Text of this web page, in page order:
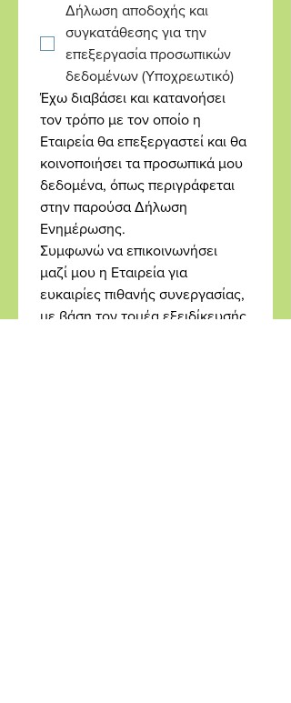
Δήλωση αποδοχής και
συγκατάθεσης για την
επεξεργασία προσωπικών
δεδομένων (Υποχρεωτικό)
Έχω διαβάσει και κατανοήσει
τον τρόπο με τον οποίο η
Εταιρεία θα επεξεργαστεί και θα
κοινοποιήσει τα προσωπικά μου
δεδομένα, όπως περιγράφεται
στην παρούσα Δήλωση
Ενημέρωσης.
Συμφωνώ να επικοινωνήσει
μαζί μου η Εταιρεία για
ευκαιρίες πιθανής συνεργασίας,
με βάση τον τομέα εξειδίκευσής